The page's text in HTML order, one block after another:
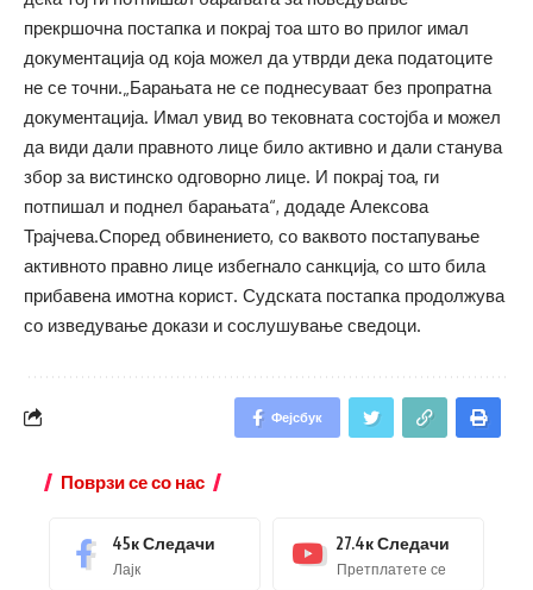
прекршочна постапка и покрај тоа што во прилог имал
документација од која можел да утврди дека податоците
не се точни.„Барањата не се поднесуваат без пропратна
документација. Имал увид во тековната состојба и можел
да види дали правното лице било активно и дали станува
збор за вистинско одговорно лице. И покрај тоа, ги
потпишал и поднел барањата“, додаде Алексова
Трајчева.Според обвинението, со ваквото постапување
активното правно лице избегнало санкција, со што била
прибавена имотна корист. Судската постапка продолжува
со изведување докази и сослушување сведоци.
Фејсбук
Поврзи се со нас
45кСледачи
Лајк
27.4кСледачи
Претплатете се